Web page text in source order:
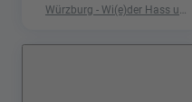
Würzburg - Wi(e)der Hass und